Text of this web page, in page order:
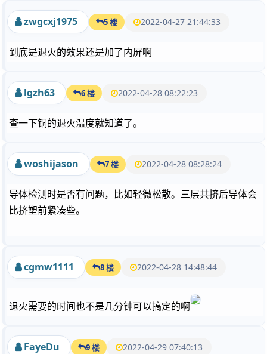
zwgcxj1975 5 楼 2022-04-27 21:44:33
到底是退火的效果还是加了内屏啊
lgzh63 6 楼 2022-04-28 08:22:23
查一下铜的退火温度就知道了。
woshijason 7 楼 2022-04-28 08:28:24
导体检测时是否有问题，比如轻微松散。三层共挤后导体会
比挤塑前紧凑些。
cgmw1111 8 楼 2022-04-28 14:48:44
退火需要的时间也不是几分钟可以搞定的啊
FayeDu 9 楼 2022-04-29 07:40:13